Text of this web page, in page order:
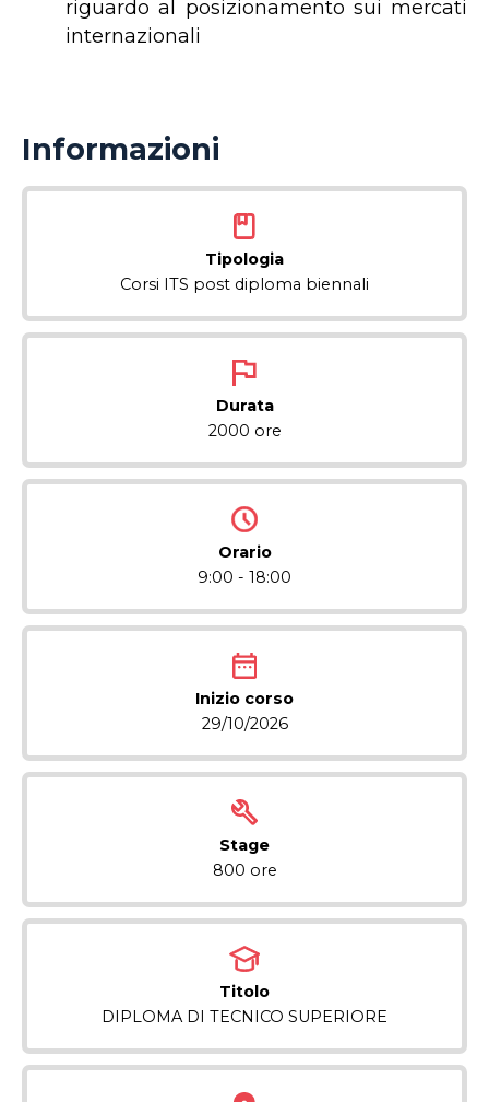
riguardo al posizionamento sui mercati
internazionali
Informazioni
Tipologia
Corsi ITS post diploma biennali
Durata
2000 ore
Orario
9:00 - 18:00
Inizio corso
29/10/2026
Stage
800 ore
Titolo
DIPLOMA DI TECNICO SUPERIORE